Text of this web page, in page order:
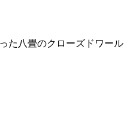
た八畳のクローズドワール